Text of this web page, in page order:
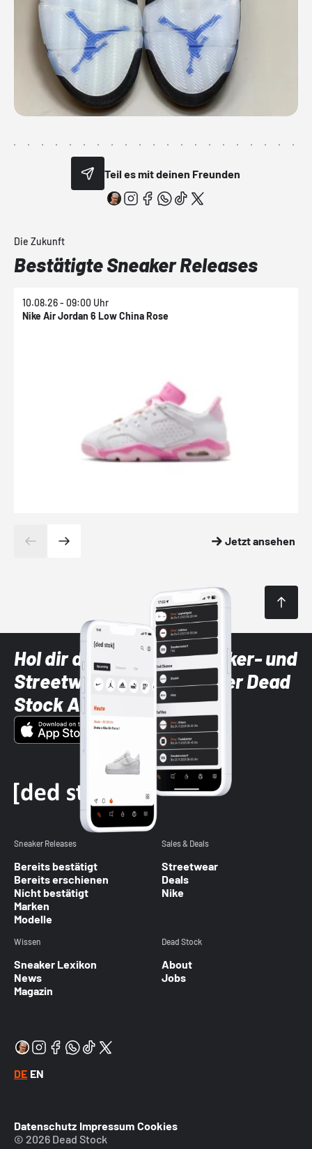
Teil es mit deinen Freunden
Die Zukunft
Bestätigte Sneaker Releases
10.08.26 - 09:00 Uhr
Nike Air Jordan 6 Low China Rose
Jetzt ansehen
Hol dir die neuesten Sneaker- und
Streetwear-Brands mit der Dead
Stock App
Sneaker Releases
Bereits bestätigt
Bereits erschienen
Nicht bestätigt
Marken
Modelle
Sales & Deals
Streetwear
Deals
Nike
Wissen
Sneaker Lexikon
News
Magazin
Dead Stock
About
Jobs
DE EN
Datenschutz Impressum Cookies
© 2026 Dead Stock